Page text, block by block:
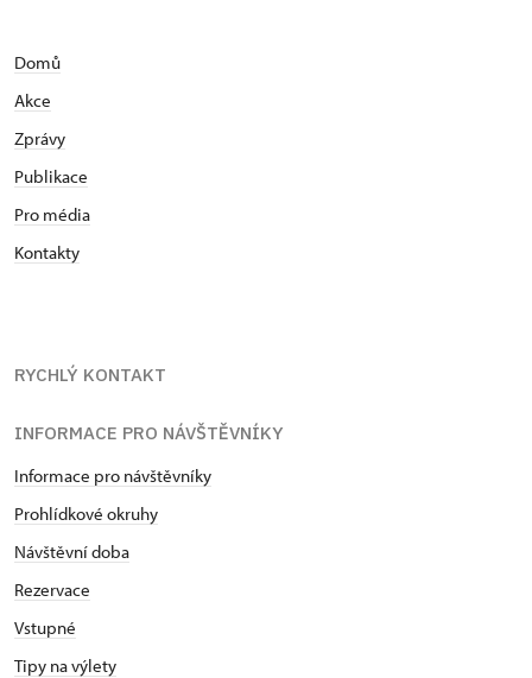
Domů
Akce
Zprávy
Publikace
Pro média
Kontakty
RYCHLÝ KONTAKT
INFORMACE PRO NÁVŠTĚVNÍKY
Informace pro návštěvníky
Prohlídkové okruhy
Návštěvní doba
Rezervace
Vstupné
Tipy na výlety